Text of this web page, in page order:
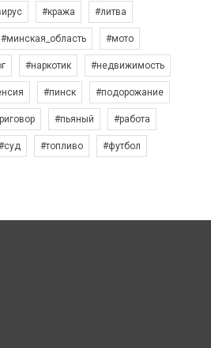
#кража #литва
#минская_область #мото
#наркотик #недвижимость
#пинск #подорожание
#пьяный #работа
#топливо #футбол